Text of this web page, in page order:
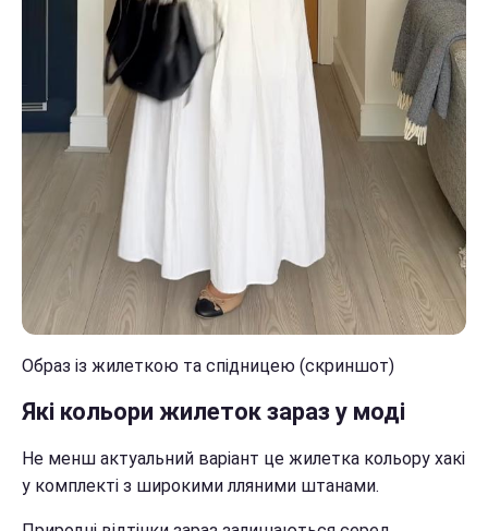
Образ із жилеткою та спідницею (скриншот)
Які кольори жилеток зараз у моді
Не менш актуальний варіант це жилетка кольору хакі
у комплекті з широкими лляними штанами.